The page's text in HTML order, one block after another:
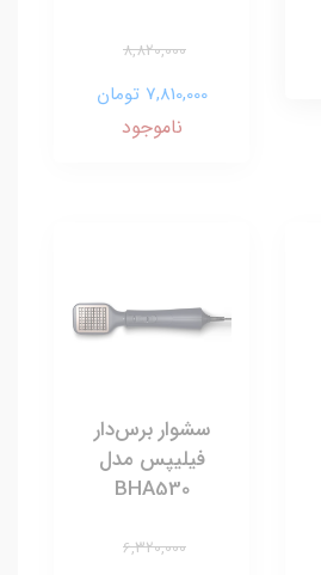
8,820,000
7,810,000 تومان
ناموجود
سشوار برس‌دار
فیلیپس مدل
BHA530
6,320,000